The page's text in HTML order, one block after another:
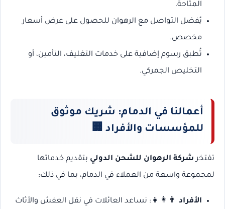
المتاحة.
يُفضل التواصل مع الرهوان للحصول على عرض أسعار
مخصص.
تُطبق رسوم إضافية على خدمات التغليف، التأمين، أو
التخليص الجمركي.
أعمالنا في الدمام: شريك موثوق
للمؤسسات والأفراد 🏢
تفتخر شركة الرهوان للشحن الدولي بتقديم خدماتها
لمجموعة واسعة من العملاء في الدمام، بما في ذلك:
الأفراد👨‍👩‍👧: نساعد العائلات في نقل العفش والأثاث